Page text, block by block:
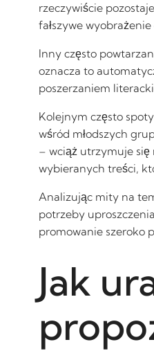
rzeczywiście
fałszywe
Inny często
oznacza to
poszerzaniem
Kolejnym często
wśród młodszych
– wciąż utrzymuje się
wybieranych treści,
Analizując mity na
potrzeby
promowanie szeroko
Jak